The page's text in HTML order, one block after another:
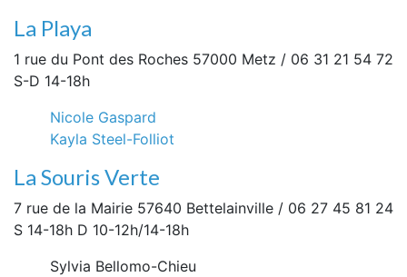
La Playa
1 rue du Pont des Roches 57000 Metz / 06 31 21 54 72
S-D 14-18h
Nicole Gaspard
Kayla Steel-Folliot
La Souris Verte
7 rue de la Mairie 57640 Bettelainville / 06 27 45 81 24
S 14-18h D 10-12h/14-18h
Sylvia Bellomo-Chieu